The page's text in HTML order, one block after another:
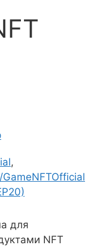
,
для
NFT